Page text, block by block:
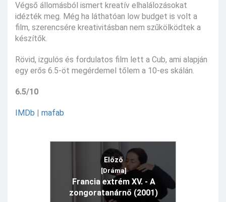
Végső állomásból ismert kreatív elhalálozásokat
idézték meg. Még ha láthatóan low budget is volt a
film, szerencsére kreativitásban nem szűkölködtek a
készítők.
Rövid, izgulós és fordulatos film lett a Cub, ami alapján
egy erős 6.5-öt megérdemel tőlem a 10-es skálán.
6.5/10
IMDb | mafab
Előző
[Dráma]
Francia extrém XV. - A
zongoratanárnő (2001)